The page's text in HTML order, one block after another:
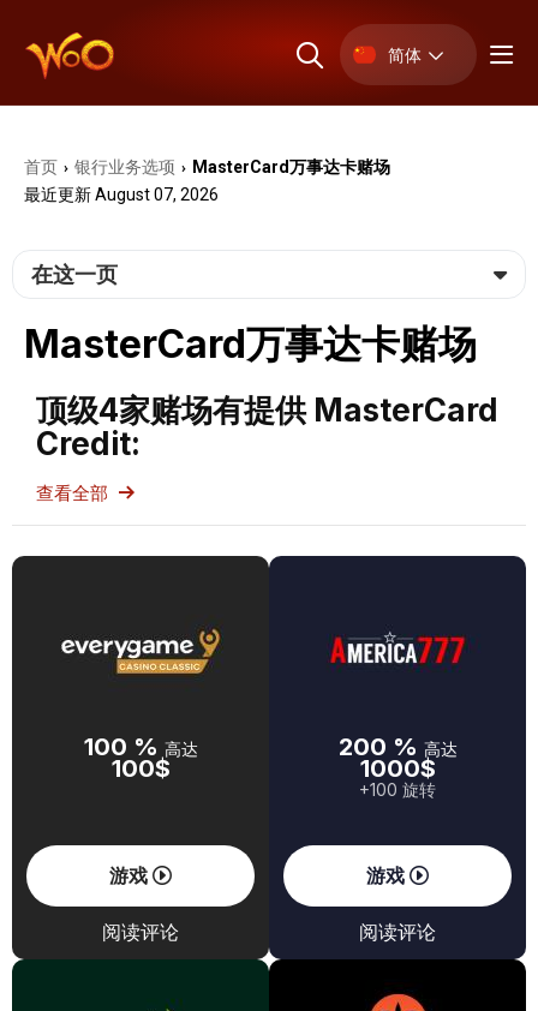
简体
首页 › 银⾏业务选项 › MasterCard万事达卡赌场
最近更新 August 07, 2026
在这一页
MasterCard万事达卡赌场
顶级4家赌场有提供 MasterCard
Credit:
查看全部
100 % 高达
100$
游戏
阅读评论
200 % 高达
1000$
+100 旋转
游戏
阅读评论